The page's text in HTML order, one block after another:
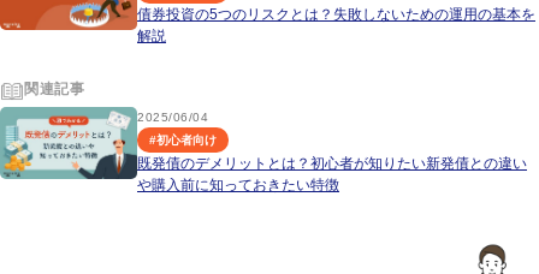
債券投資の5つのリスクとは？失敗しないための運用の基本を
解説
関連記事
2025/06/04
#初心者向け
既発債のデメリットとは？初心者が知りたい新発債との違い
や購入前に知っておきたい特徴